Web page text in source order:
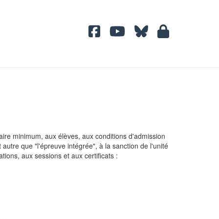
minimum, aux élèves, aux conditions d'admission
que "l'épreuve intégrée", à la sanction de l'unité
aux sessions et aux certificats :